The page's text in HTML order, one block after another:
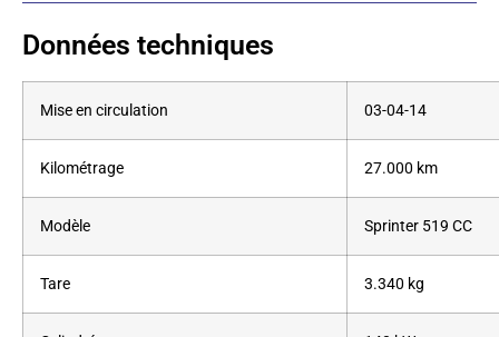
Données techniques
Mise en circulation 03-04-14
Kilométrage 27.000 km
Modèle Sprinter 519 CC
Tare 3.340 kg